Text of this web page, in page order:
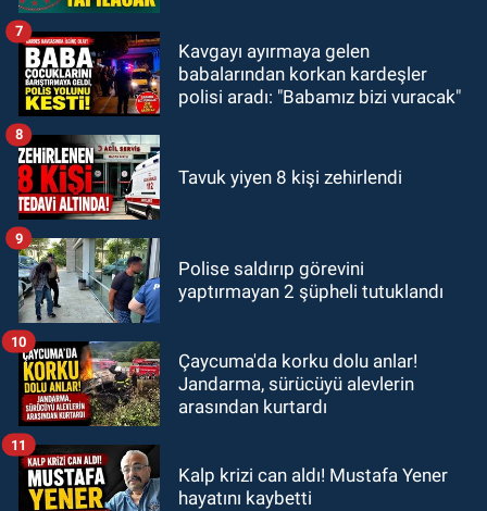
Kavgayı ayırmaya gelen
babalarından korkan kardeşler
polisi aradı: "Babamız bizi vuracak"
7
Tavuk yiyen 8 kişi zehirlendi
8
Polise saldırıp görevini
yaptırmayan 2 şüpheli tutuklandı
9
Çaycuma'da korku dolu anlar!
Jandarma, sürücüyü alevlerin
arasından kurtardı
10
Kalp krizi can aldı! Mustafa Yener
hayatını kaybetti
11